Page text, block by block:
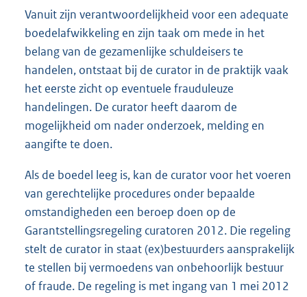
Vanuit zijn verantwoordelijkheid voor een adequate
boedelafwikkeling en zijn taak om mede in het
belang van de gezamenlijke schuldeisers te
handelen, ontstaat bij de curator in de praktijk vaak
het eerste zicht op eventuele frauduleuze
handelingen. De curator heeft daarom de
mogelijkheid om nader onderzoek, melding en
aangifte te doen.
Als de boedel leeg is, kan de curator voor het voeren
van gerechtelijke procedures onder bepaalde
omstandigheden een beroep doen op de
Garantstellingsregeling curatoren 2012. Die regeling
stelt de curator in staat (ex)bestuurders aansprakelijk
te stellen bij vermoedens van onbehoorlijk bestuur
of fraude. De regeling is met ingang van 1 mei 2012